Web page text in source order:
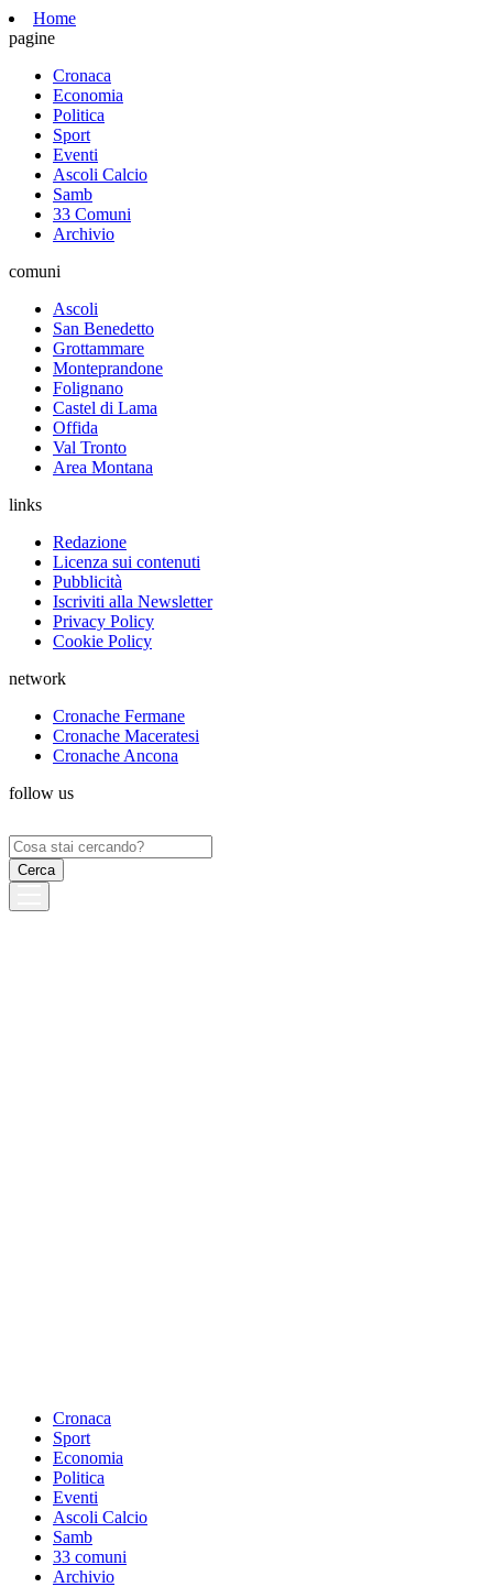
Home
pagine
Cronaca
Economia
Politica
Sport
Eventi
Ascoli Calcio
Samb
33 Comuni
Archivio
comuni
Ascoli
San Benedetto
Grottammare
Monteprandone
Folignano
Castel di Lama
Offida
Val Tronto
Area Montana
links
Redazione
Licenza sui contenuti
Pubblicità
Iscriviti alla Newsletter
Privacy Policy
Cookie Policy
network
Cronache Fermane
Cronache Maceratesi
Cronache Ancona
follow us
Ricerca
per:
Cronaca
Sport
Economia
Politica
Eventi
Ascoli Calcio
Samb
33 comuni
Archivio